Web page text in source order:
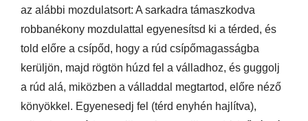
az alábbi mozdulatsort: A sarkadra támaszkodva
robbanékony mozdulattal egyenesítsd ki a térded, és
told előre a csípőd, hogy a rúd csípőmagasságba
kerüljön, majd rögtön húzd fel a válladhoz, és guggolj
a rúd alá, miközben a válladdal megtartod, előre néző
könyökkel. Egyenesedj fel (térd enyhén hajlítva),